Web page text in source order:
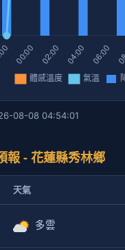
08-08 04:54:01
報 - 花蓮縣秀林鄉
天氣
多雲